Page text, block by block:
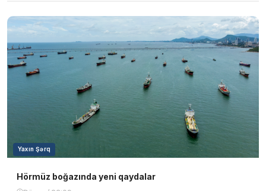
Yaxın Şərq
Hörmüz boğazında yeni qaydalar